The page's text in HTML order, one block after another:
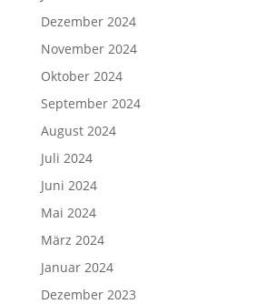
Dezember 2024
November 2024
Oktober 2024
September 2024
August 2024
Juli 2024
Juni 2024
Mai 2024
März 2024
Januar 2024
Dezember 2023